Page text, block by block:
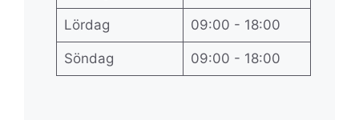
Lördag 09:00 - 18:00
Söndag 09:00 - 18:00